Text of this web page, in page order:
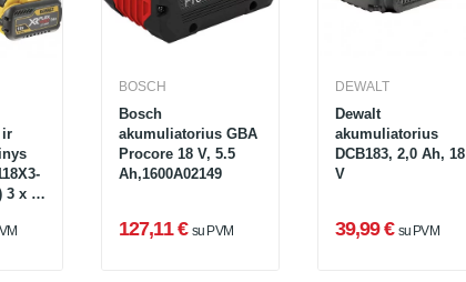
ir
3 x 9
BOSCH
Bosch
akumuliatorius GBA
Procore 18 V, 5.5
Ah,1600A02149
127,11 € su PVM
DEWALT
Dewalt
akumuliatorius
DCB183, 2,0 Ah, 18
V
39,99 € su PVM